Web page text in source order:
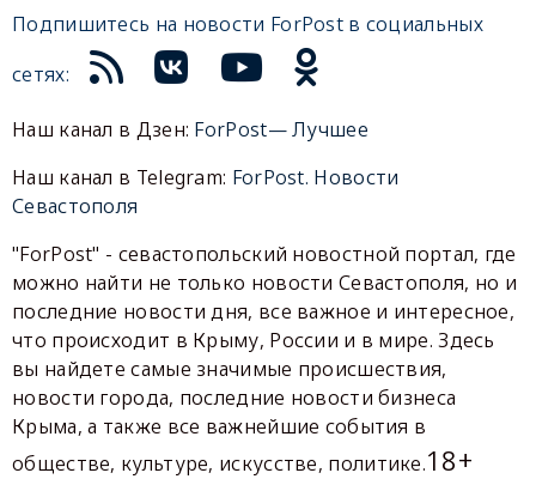
Подпишитесь на новости ForPost в социальных
сетях:
Наш канал в Дзен: ForPost— Лучшее
Наш канал в Telegram: ForPost. Новости
Севастополя
"ForPost" - севастопольский новостной портал, где
можно найти не только новости Севастополя, но и
последние новости дня, все важное и интересное,
что происходит в Крыму, России и в мире. Здесь
вы найдете самые значимые происшествия,
новости города, последние новости бизнеса
Крыма, а также все важнейшие события в
обществе, культуре, искусстве, политике.18+